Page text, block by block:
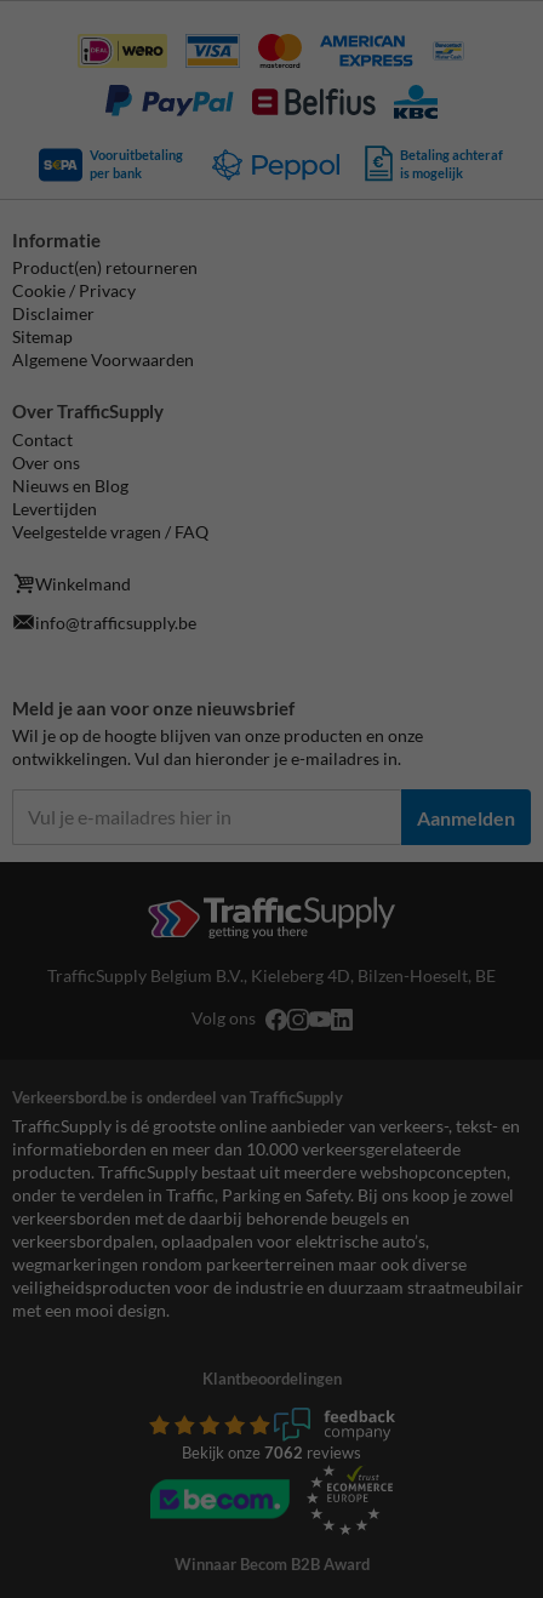
Vooruitbetaling
per bank
Betaling achteraf
is mogelijk
Informatie
Product(en) retourneren
Cookie / Privacy
Disclaimer
Sitemap
Algemene Voorwaarden
Over TrafficSupply
Contact
Over ons
Nieuws en Blog
Levertijden
Veelgestelde vragen / FAQ
Winkelmand
info@trafficsupply.be
Meld je aan voor onze nieuwsbrief
Wil je op de hoogte blijven van onze producten en onze
ontwikkelingen. Vul dan hieronder je e-mailadres in.
Aanmelden
TrafficSupply Belgium B.V., Kieleberg 4D, Bilzen-Hoeselt, BE
Volg ons
Verkeersbord.be is onderdeel van TrafficSupply
TrafficSupply is dé grootste online aanbieder van verkeers-, tekst- en
informatieborden en meer dan 10.000 verkeersgerelateerde
producten. TrafficSupply bestaat uit meerdere webshopconcepten,
onder te verdelen in Traffic, Parking en Safety. Bij ons koop je zowel
verkeersborden met de daarbij behorende beugels en
verkeersbordpalen, oplaadpalen voor elektrische auto’s,
wegmarkeringen rondom parkeerterreinen maar ook diverse
veiligheidsproducten voor de industrie en duurzaam straatmeubilair
met een mooi design.
Klantbeoordelingen
Bekijk onze 7062 reviews
Winnaar Becom B2B Award